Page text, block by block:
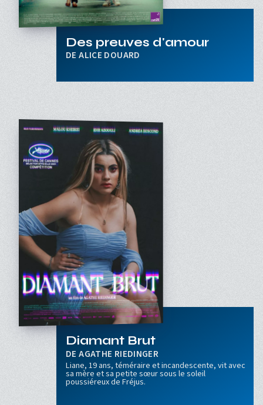
Des preuves d'amour
ALICE DOUARD
Diamant Brut
AGATHE RIEDINGER
Liane, 19 ans, téméraire et incandescente, vit avec
sa mère et sa petite sœur sous le soleil
poussiéreux de Fréjus.